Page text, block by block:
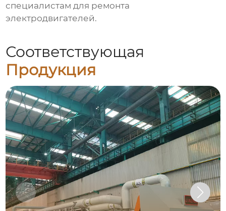
специалистам для ремонта
электродвигателей.
Соответствующая
Продукция